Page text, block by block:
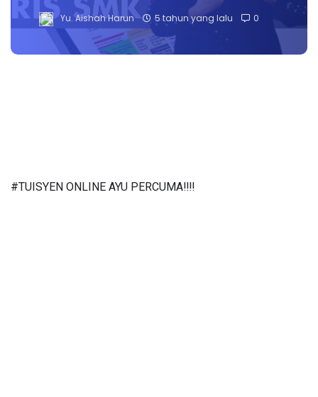
Yu. Aishah Harun 5 tahun yang lalu 0
#TUISYEN ONLINE AYU PERCUMA‼️‼️